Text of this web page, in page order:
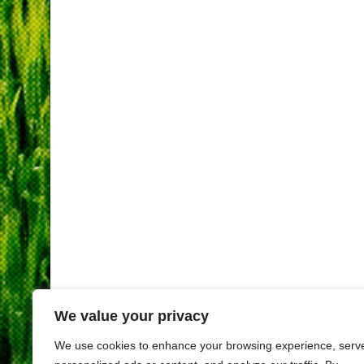
We value your privacy
We use cookies to enhance your browsing experience,